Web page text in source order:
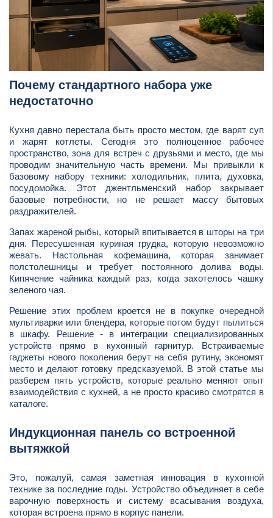
Почему стандартного набора уже
недостаточно
Кухня давно перестала быть просто местом, где варят суп
и жарят котлеты. Сегодня это полноценное рабочее
пространство, зона для встреч с друзьями и место, где мы
проводим значительную часть времени. Мы привыкли к
базовому набору техники: холодильник, плита, духовка,
посудомойка. Этот джентльменский набор закрывает
базовые потребности, но не решает массу бытовых
раздражителей.
Запах жареной рыбы, который впитывается в шторы на три
дня. Пересушенная куриная грудка, которую невозможно
жевать. Настольная кофемашина, которая занимает
полстолешницы и требует постоянного долива воды.
Кипячение чайника каждый раз, когда захотелось чашку
зеленого чая.
Решение этих проблем кроется не в покупке очередной
мультиварки или блендера, которые потом будут пылиться
в шкафу. Решение - в интеграции специализированных
устройств прямо в кухонный гарнитур. Встраиваемые
гаджеты нового поколения берут на себя рутину, экономят
место и делают готовку предсказуемой. В этой статье мы
разберем пять устройств, которые реально меняют опыт
взаимодействия с кухней, а не просто красиво смотрятся в
каталоге.
Индукционная панель со встроенной
вытяжкой
Это, пожалуй, самая заметная инновация в кухонной
технике за последние годы. Устройство объединяет в себе
варочную поверхность и систему всасывания воздуха,
которая встроена прямо в корпус панели.